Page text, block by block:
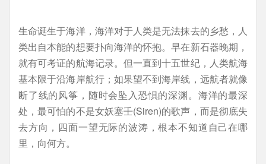
生命诞生于海洋，海洋对于人类是无法抹去的乡愁，人
类出自本能的想要扑向海洋的怀抱。早在新石器晚期，
就有可考证的航海记录。但一直到十五世纪，人类航海
基本限于沿海岸航行；如果望不到海岸线，远航者就像
断了线的风筝，随时会坠入恐惧的深渊。海洋的最深
处，最可怕的不是女妖塞壬(Siren)的歌声，而是彻底失
去方向，四面一望无际的波涛，根本不知道自己在哪
里，向何方。